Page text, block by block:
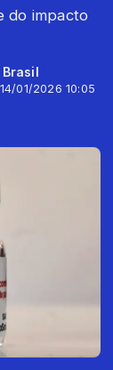
do impacto
01/2026 10:05